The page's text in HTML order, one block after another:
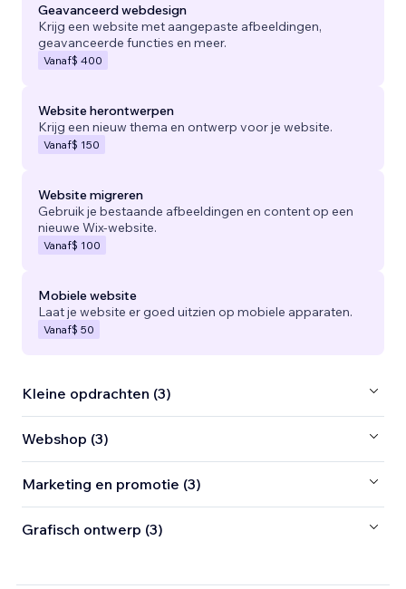
Geavanceerd webdesign
Krijg een website met aangepaste afbeeldingen,
geavanceerde functies en meer.
Vanaf$ 400
Website herontwerpen
Krijg een nieuw thema en ontwerp voor je website.
Vanaf$ 150
Website migreren
Gebruik je bestaande afbeeldingen en content op een
nieuwe Wix-website.
Vanaf$ 100
Mobiele website
Laat je website er goed uitzien op mobiele apparaten.
Vanaf$ 50
Kleine opdrachten (3)
Webshop (3)
Marketing en promotie (3)
Grafisch ontwerp (3)